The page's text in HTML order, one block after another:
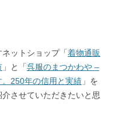
ットショップ「着物通販
」と「呉服のまつかわや –
250年の信用と実績 」を
させていただきたいと思